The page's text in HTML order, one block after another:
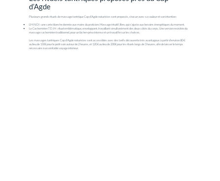
d’Agde
Plusieurs grands rituels de massage tantrique Cap d’Agde naturistes sont proposés, chacun avec sa couleur et son intention :
L’HINDI : une carte blanche donnée aux mains du praticien. Massage intuitif, libre, qui s’ajuste aux besoins énergétiques du moment.
Le Cachemirien TDJH : rituel emblématique, enveloppant, travaillant simultanément des deux côtés du corps. Une version revisitée du
massage cachemirien traditionnel, pour un lâcher‑prise intense et un travail fin sur les chakras.
Les massages tantriques Cap d’Agde naturistes sont accessibles avec des tarifs découverte très avantageux à partir d’environ 80 €
au lieu de 150€ pour le petit soin autour de 2 heures, et 120 € au lieu de 200€ pour les rituels longs de 3 heures, afin de laisser le temps
nécessaire à un véritable voyage intérieur.